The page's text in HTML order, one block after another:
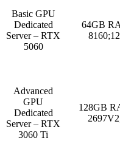
Basic GPU
Dedicated
Server – RTX
5060
64GB
Advanced
GPU
Dedicated
Server – RTX
3060 Ti
128GB